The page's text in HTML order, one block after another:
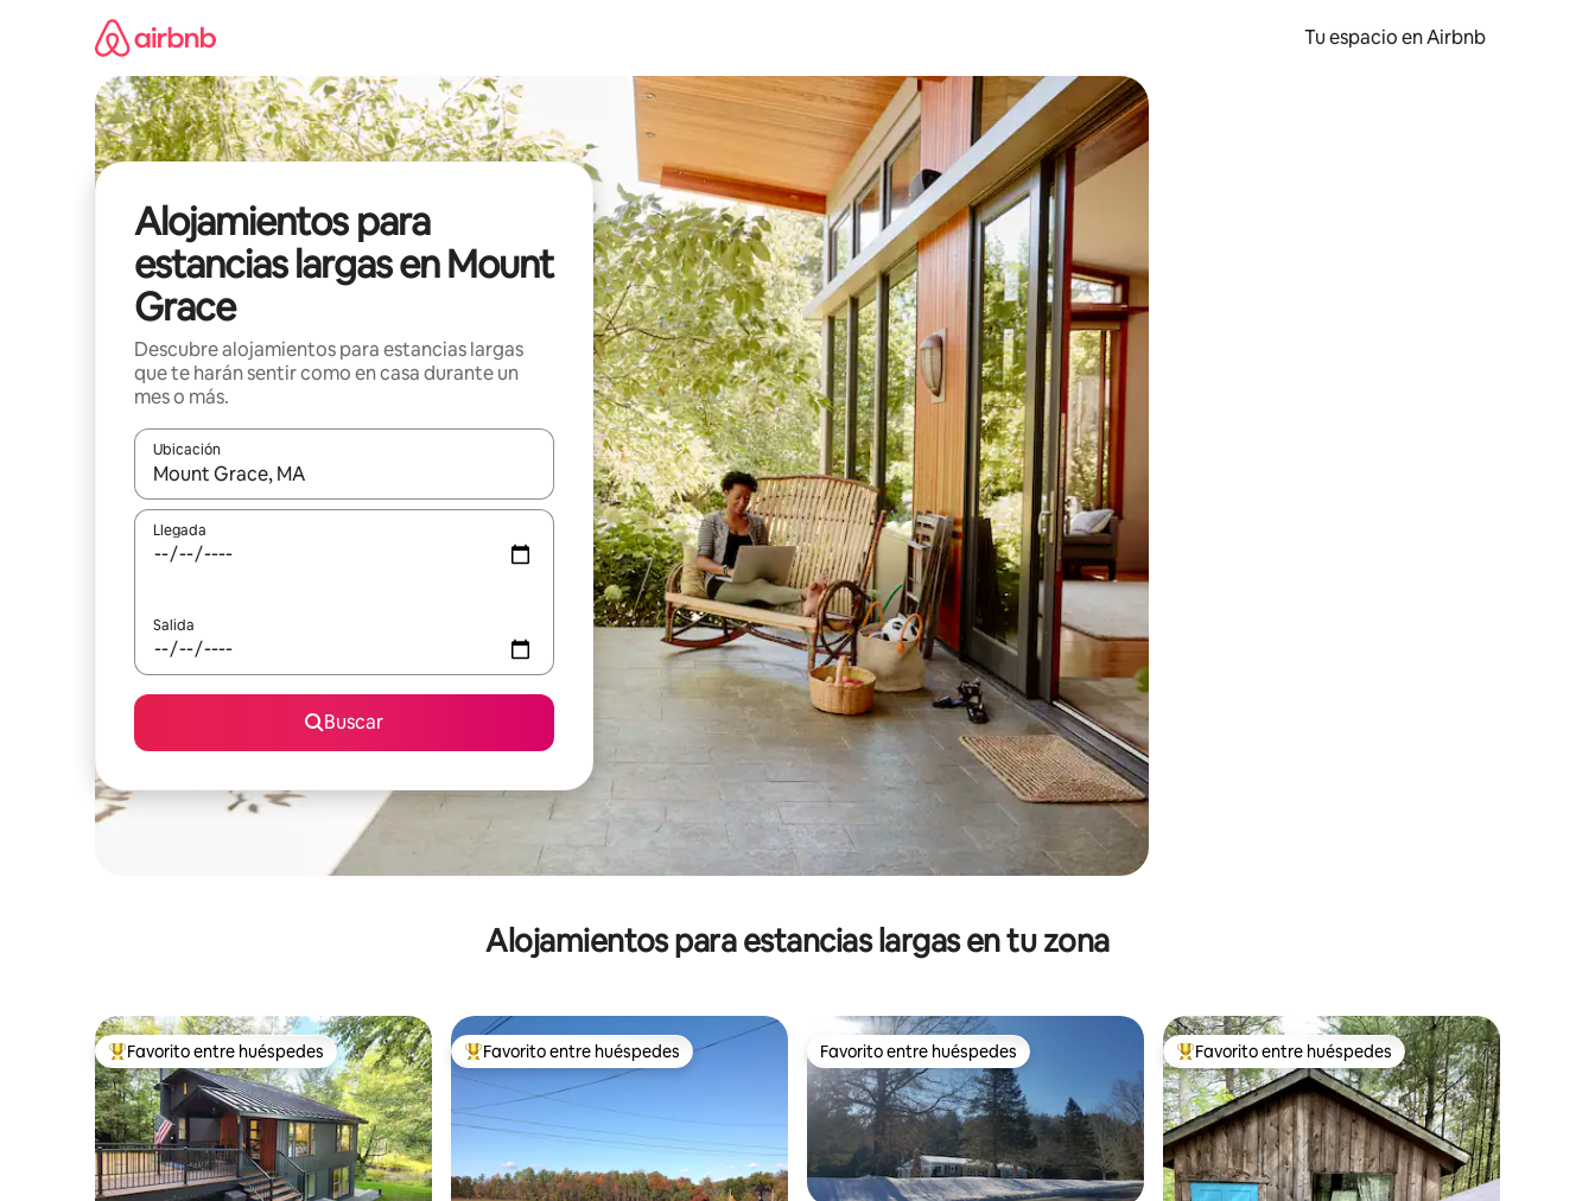
Tu espacio en Airbnb
Alojamientos para
estancias largas en Mount
Grace
Descubre alojamientos para estancias largas
que te harán sentir como en casa durante un
mes o más.
Ubicación
Cuando los resultados estén disponibles, podrás navegar usando las teclas de las flechas hacia arriba y hacia abajo, o bien tocando y deslizando la pantalla.
Llegada
Salida
Buscar
Alojamientos para estancias largas en tu zona
De los mejores en Favorito entre huéspedes
Favorito entre huéspedes De los mejores en Favorito entre huéspedes
Favorito entre huéspedes Favorito entre huéspedes
Favorito entre huéspedes De los mejores en Favorito entre huéspedes
Favorito entre huéspedes